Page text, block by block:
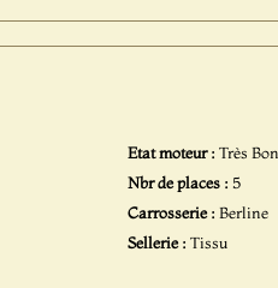
Etat moteur :Très Bon
Nbr de places : 5
Carrosserie :Berline
Sellerie :Tissu